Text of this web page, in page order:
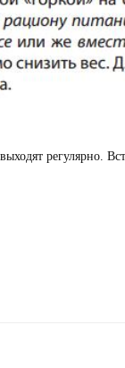
регулярно.